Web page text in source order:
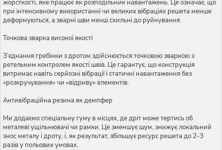
жорсткості, яке працює як розподільник навантажень. Це означає, що
при інтенсивному використанні чи великих вібраціях решета менше
деформуються, а зварні шви менш схильні до руйнування.
Точкова зварка високої якості
З’єднання гребінки з дротом здійснюється точковою зваркою з
ретельним контролем якості швів. Це гарантує, що конструкція
витримає навіть серйозні вібрації і статичні навантаження без
«розкручування» чи «відриву» елементів.
Антивібраційна резина як демпфер
Ми додаємо спеціальну гуму в місцях, де дріт може тертись об
металеві ущільнювачі чи рамки. Це зменшує шум, знижує локальний
знос металу і дроту, і, як результат, збільшує ресурс решета до 2-3
разів у польових умовах.